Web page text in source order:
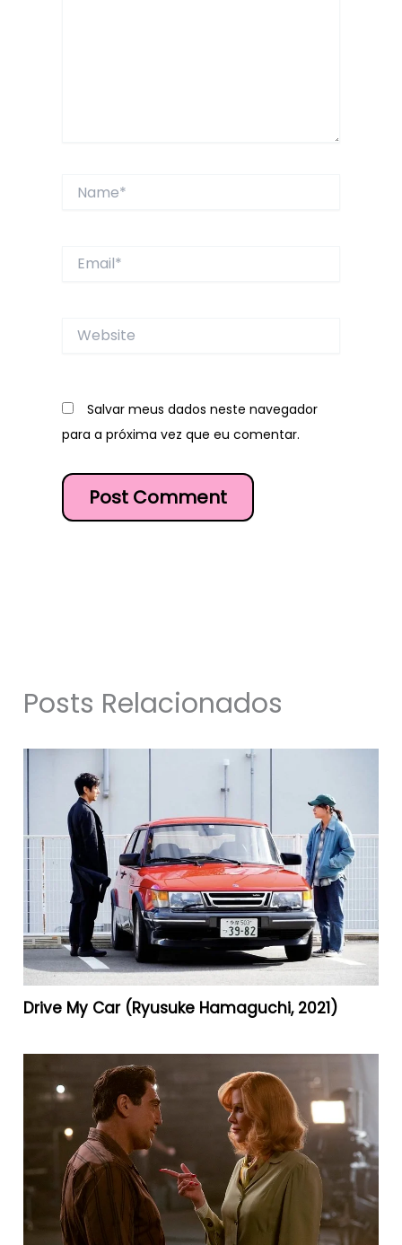
Website
Salvar meus dados neste navegador
para a próxima vez que eu comentar.
Posts Relacionados
Drive My Car (Ryusuke Hamaguchi, 2021)